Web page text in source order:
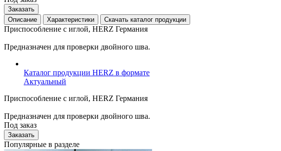
Заказать
Описание
Характеристики Скачать каталог продукции
Приспособление с иглой, HERZ Германия
Предназначен для проверки двойного шва.
Каталог продукции HERZ в формате
Актуальный
Приспособление с иглой, HERZ Германия
Предназначен для проверки двойного шва.
Под заказ
Заказать
Популярные в разделе